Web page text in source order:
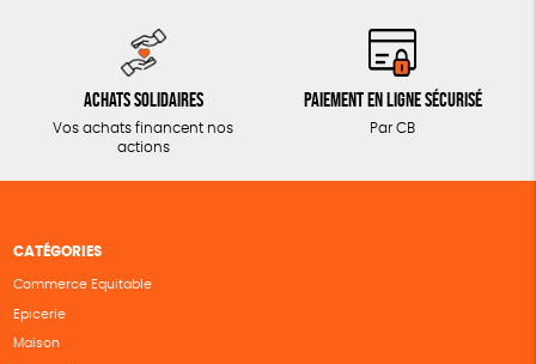
Achats solidaires
Vos achats financent nos
actions
Paiement en ligne sécurisé
Par CB
CATÉGORIES
Commerce Equitable
Epicerie
Maison